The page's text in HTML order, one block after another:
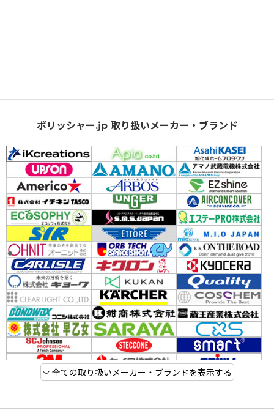
ポリッシャー.jp 取り扱いメーカー・ブランド
全ての取り扱いメーカー・ブランドを表示する